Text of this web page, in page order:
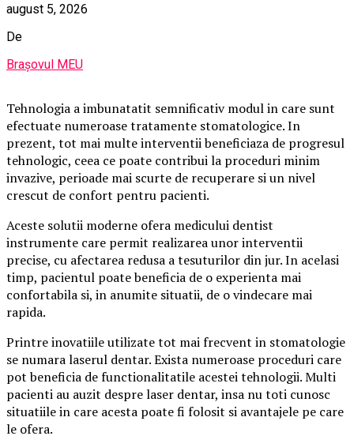
august 5, 2026
De
Brașovul MEU
Tehnologia a imbunatatit semnificativ modul in care sunt
efectuate numeroase tratamente stomatologice. In
prezent, tot mai multe interventii beneficiaza de progresul
tehnologic, ceea ce poate contribui la proceduri minim
invazive, perioade mai scurte de recuperare si un nivel
crescut de confort pentru pacienti.
Aceste solutii moderne ofera medicului dentist
instrumente care permit realizarea unor interventii
precise, cu afectarea redusa a tesuturilor din jur. In acelasi
timp, pacientul poate beneficia de o experienta mai
confortabila si, in anumite situatii, de o vindecare mai
rapida.
Printre inovatiile utilizate tot mai frecvent in stomatologie
se numara laserul dentar. Exista numeroase proceduri care
pot beneficia de functionalitatile acestei tehnologii. Multi
pacienti au auzit despre laser dentar, insa nu toti cunosc
situatiile in care acesta poate fi folosit si avantajele pe care
le ofera.